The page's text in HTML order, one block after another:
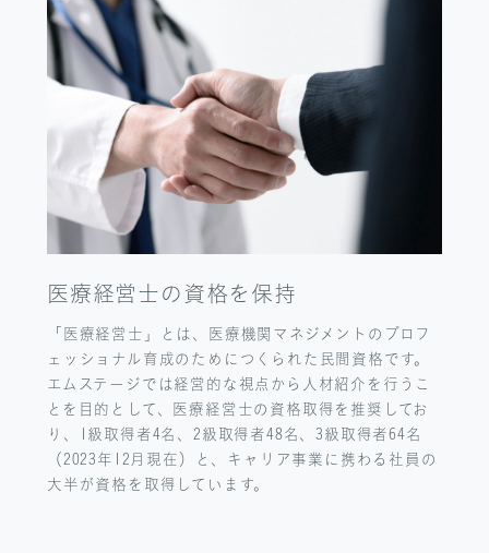
医療経営士の 資格を保持
「医療経営士」とは、医療機関マネジメントのプロフ
ェッショナル育成のためにつくられた民間資格です。
エムステージでは経営的な視点から人材紹介を行うこ
とを目的として、医療経営士の資格取得を推奨してお
り、1級取得者4名、2級取得者48名、3級取得者64名
（2023年12月現在）と、キャリア事業に携わる社員の
大半が資格を取得しています。